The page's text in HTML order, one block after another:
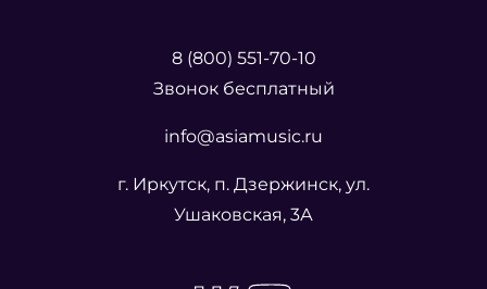
8 (800) 551-70-10
Звонок бесплатный
info@asiamusic.ru
г. Иркутск, п. Дзержинск, ул.
Ушаковская, 3А